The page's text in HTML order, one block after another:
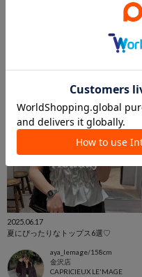
2025.06.17
夏にぴったりなトップス6選♡
aya_lemage/158cm
金沢店
CAPRICIEUX LE'MAGE